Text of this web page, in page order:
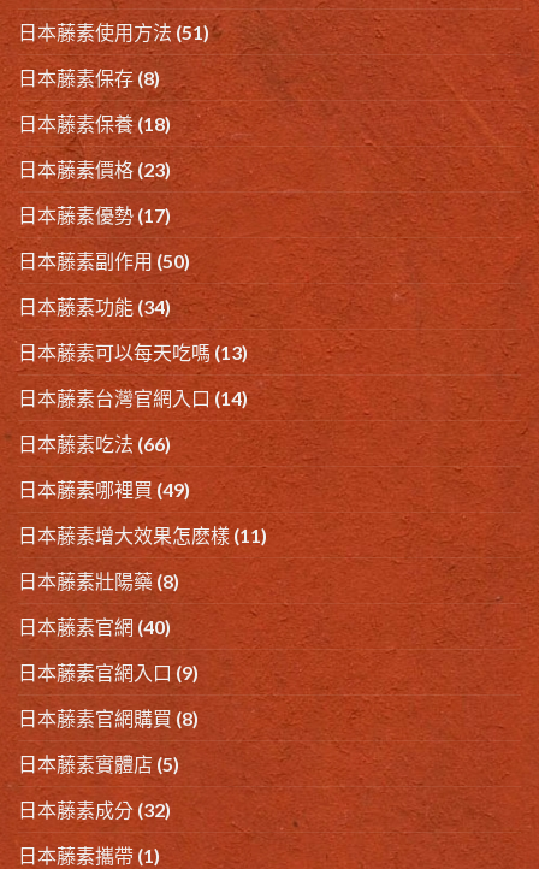
日本藤素使用方法 (51)
日本藤素保存(8)
日本藤素保養(18)
日本藤素價格 (23)
日本藤素優勢 (17)
日本藤素副作用 (50)
日本藤素功能 (34)
日本藤素可以每天吃嗎 (13)
日本藤素台灣官網入口(14)
日本藤素吃法 (66)
日本藤素哪裡買 (49)
日本藤素增大效果怎麽樣 (11)
日本藤素壯陽藥 (8)
日本藤素官網 (40)
日本藤素官網入口 (9)
日本藤素官網購買 (8)
日本藤素實體店 (5)
日本藤素成分 (32)
日本藤素攜帶 (1)